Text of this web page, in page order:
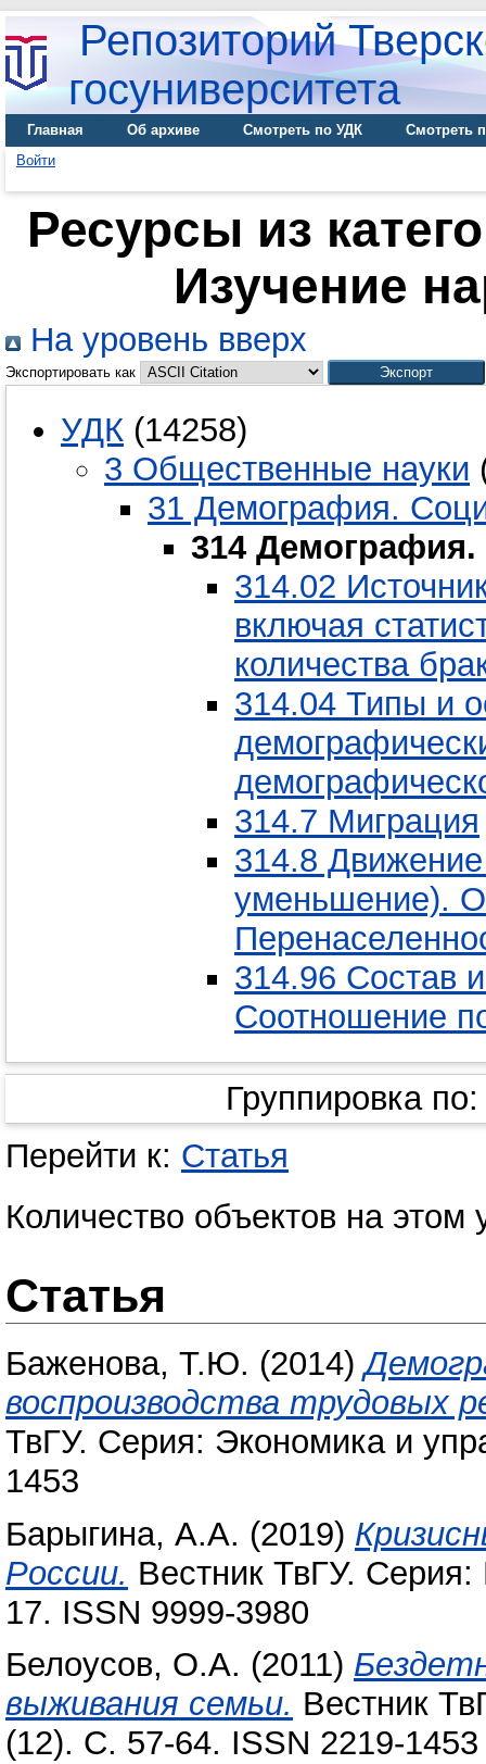
Репозиторий
госуниверситета
Главная Об архиве Смотреть по УДК
Смотреть
Войти
Ресурсы из
Изучение
На уровень вверх
Экспортировать как
УДК (14258)
3 Общественные науки
31 Демография.
314 Демография.
314.02
включая
количества
314.04 Типы и
314.7 Миграция
314.8
уменьшение).
314.96 Состав
Соотношение
Группировка
Перейти к: Статья
Количество объектов на этом
Статья
Баженова, Т.Ю. (2014)
воспроизводства трудовых
ТвГУ. Серия: Экономика и
1453
Барыгина, А.А. (2019)
России. Вестник ТвГУ. Серия:
17. ISSN 9999-3980
Белоусов, О.А. (2011)
выживания семьи. Вестник
(12). С. 57-64. ISSN 2219-1453